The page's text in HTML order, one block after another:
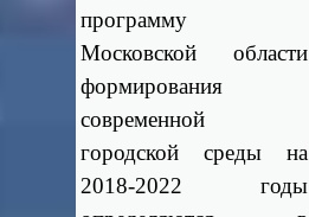
программу
Московской области
формирования
современной
городской среды на
2018-2022 годы